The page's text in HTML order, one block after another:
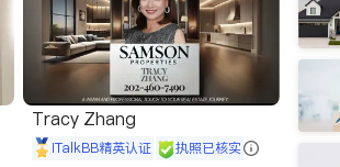
Tracy Zhang
iTalkBB精英认证 执照已核实